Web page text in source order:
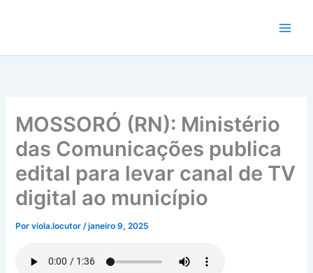
conteúdo
MOSSORÓ (RN): Ministério
das Comunicações publica
edital para levar canal de TV
digital ao município
Porviola.locutor/janeiro 9, 2025